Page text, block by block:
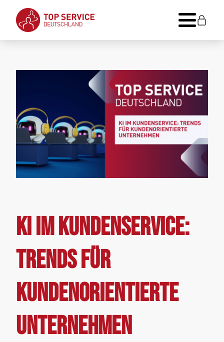
KI im Kundenservice:
Trends für
kundenorientierte
Unternehmen